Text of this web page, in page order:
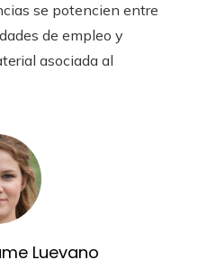
se potencien entre
de empleo y
asociada al
Luevano